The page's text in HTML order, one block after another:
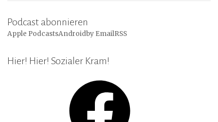
Podcast abonnieren
Apple PodcastsAndroidby EmailRSS
Hier! Hier! Sozialer Kram!